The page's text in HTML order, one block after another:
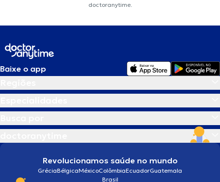
doctoranytime.
Baixe o app
Revolucionamos saúde no mundo
GréciaBélgicaMéxicoColômbiaEcuadorGuatemala
Brasil